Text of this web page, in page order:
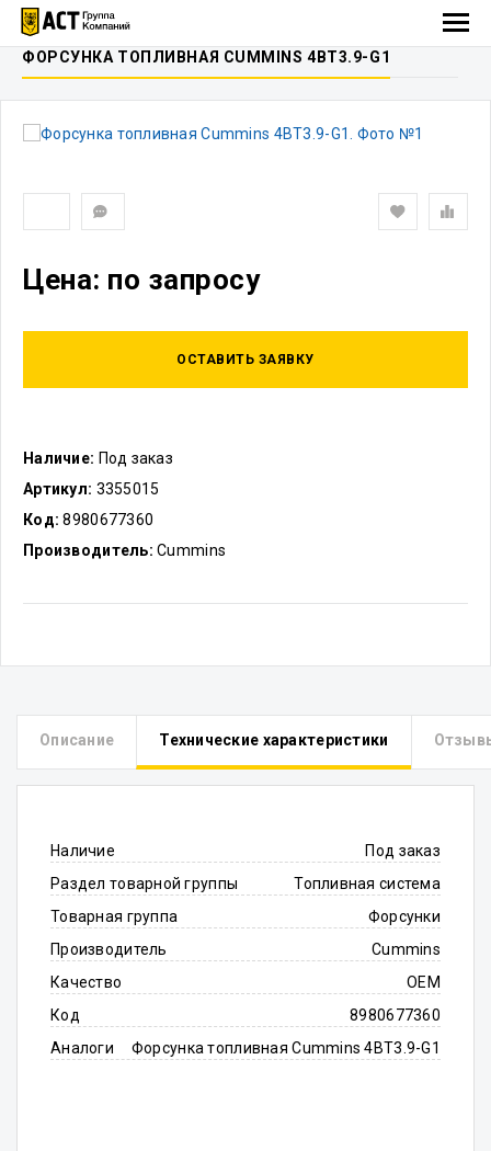
ФОРСУНКА ТОПЛИВНАЯ CUMMINS 4BT3.9-G1
Наличие: Под заказ
Артикул: 3355015
Код: 8980677360
Производитель: Cummins
Цена: по запросу
ОСТАВИТЬ ЗАЯВКУ
Описание Технические характеристики
Наличие
Под заказ
Раздел товарной группы
Топливная система
Товарная группа
Форсунки
Производитель
Cummins
Качество
OEM
Код
8980677360
Аналоги
Форсунка топливная Cummins 4BT3.9-G1